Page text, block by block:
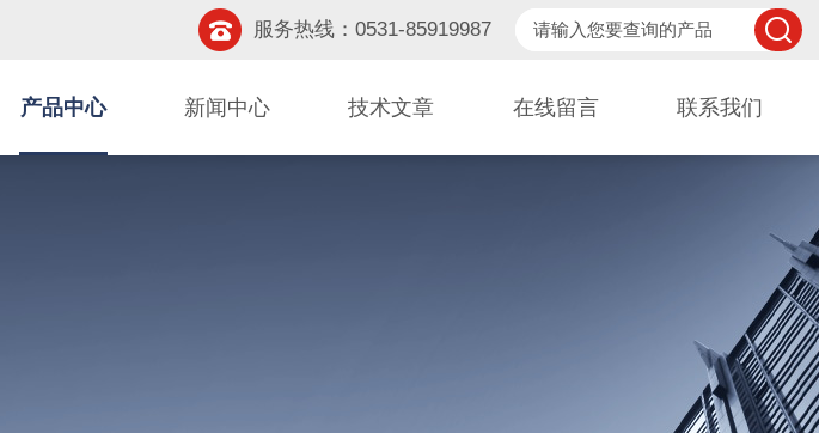
服务热线：0531-85919987
产品中心 新闻中心 技术文章 在线留言 联系我们